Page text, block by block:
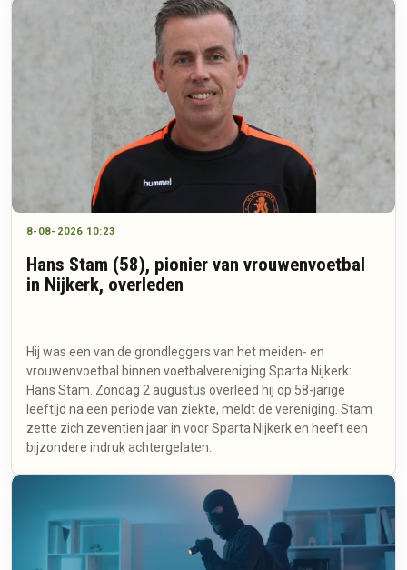
8-08-2026 10:23
Hans Stam (58), pionier van vrouwenvoetbal
in Nijkerk, overleden
Hij was een van de grondleggers van het meiden- en
vrouwenvoetbal binnen voetbalvereniging Sparta Nijkerk:
Hans Stam. Zondag 2 augustus overleed hij op 58-jarige
leeftijd na een periode van ziekte, meldt de vereniging. Stam
zette zich zeventien jaar in voor Sparta Nijkerk en heeft een
bijzondere indruk achtergelaten.